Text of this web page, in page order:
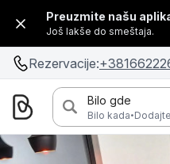
Preuzmite našu
Još lakše do smeštaja.
Rezervacije:
Bilo gde
Bilo kada·